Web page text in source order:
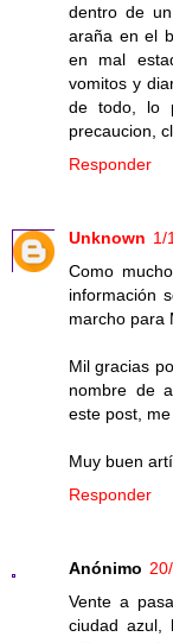
dentro de
araña en el
en mal
vomitos y
de todo, lo
precaucion,
Responder
Unknown 1/
Como
información
marcho para
Mil gracias
nombre de
este post,
Muy buen
Responder
Anónimo
Vente a
ciudad azul,